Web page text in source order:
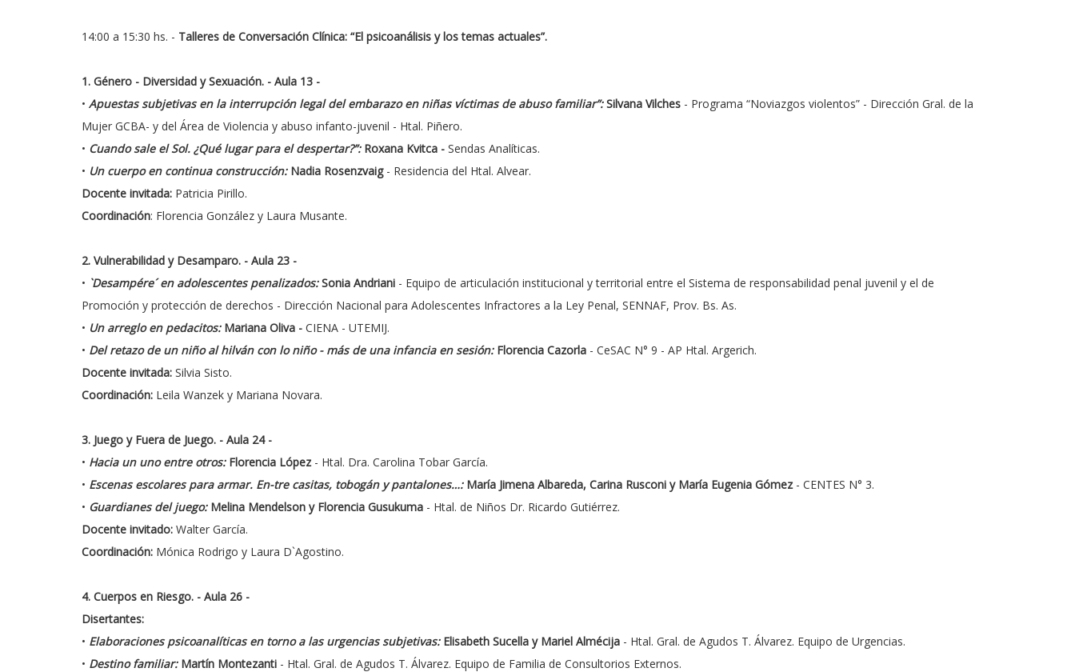
14:00 a 15:30 hs. - Talleres de Conversación Clínica: “El psicoanálisis y los temas actuales”.
1. Género - Diversidad y Sexuación. - Aula 13 -
• Apuestas subjetivas en la interrupción legal del embarazo en niñas víctimas de abuso familiar”:Silvana Vilches - Programa “Noviazgos violentos” - Dirección Gral. de la
Mujer GCBA- y del Área de Violencia y abuso infanto-juvenil - Htal. Piñero.
• Cuando sale el Sol. ¿Qué lugar para el despertar?”: Roxana Kvitca - Sendas Analíticas.
• Un cuerpo en continua construcción: Nadia Rosenzvaig- Residencia del Htal. Alvear.
Docente invitada: Patricia Pirillo.
Coordinación: Florencia González y Laura Musante.
2. Vulnerabilidad y Desamparo. - Aula 23 -
• `Desampére´ en adolescentes penalizados:Sonia Andriani - Equipo de articulación institucional y territorial entre el Sistema de responsabilidad penal juvenil y el de
Promoción y protección de derechos - Dirección Nacional para Adolescentes Infractores a la Ley Penal, SENNAF, Prov. Bs. As.
• Un arreglo en pedacitos:Mariana Oliva - CIENA - UTEMIJ.
• Del retazo de un niño al hilván con lo niño - más de una infancia en sesión:Florencia Cazorla - CeSAC N° 9 - AP Htal. Argerich.
Docente invitada: Silvia Sisto.
Coordinación: Leila Wanzek y Mariana Novara.
3. Juego y Fuera de Juego. - Aula 24 -
• Hacia un uno entre otros:Florencia López - Htal. Dra. Carolina Tobar García.
• Escenas escolares para armar. En-tre casitas, tobogán y pantalones…:María Jimena Albareda, Carina Rusconi y María Eugenia Gómez - CENTES N° 3.
• Guardianes del juego:Melina Mendelson y Florencia Gusukuma - Htal. de Niños Dr. Ricardo Gutiérrez.
Docente invitado: Walter García.
Coordinación: Mónica Rodrigo y Laura D`Agostino.
4. Cuerpos en Riesgo. - Aula 26 -
Disertantes:
• Elaboraciones psicoanalíticas en torno a las urgencias subjetivas:Elisabeth Sucella y Mariel Almécija - Htal. Gral. de Agudos T. Álvarez. Equipo de Urgencias.
• Destino familiar:Martín Montezanti - Htal. Gral. de Agudos T. Álvarez. Equipo de Familia de Consultorios Externos.